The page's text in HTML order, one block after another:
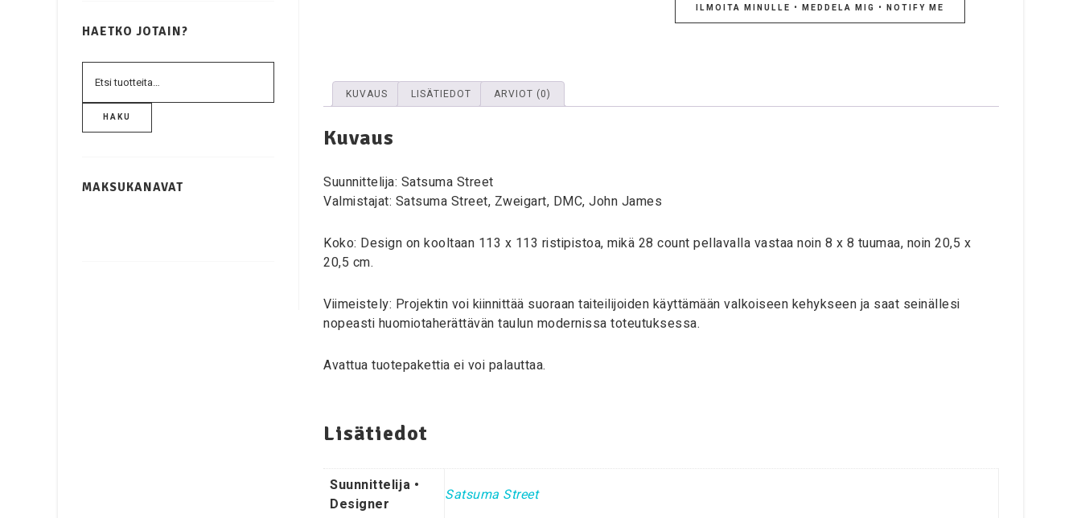
ILMOITA MINULLE • MEDDELA MIG • NOTIFY ME
KUVAUS LISÄTIEDOT ARVIOT (0)
Kuvaus
Suunnittelija: Satsuma Street
Valmistajat: Satsuma Street, Zweigart, DMC, John James
Koko: Design on kooltaan 113 x 113 ristipistoa, mikä 28 count pellavalla vastaa noin 8 x 8 tuumaa, noin 20,5 x
20,5 cm.
Viimeistely: Projektin voi kiinnittää suoraan taiteilijoiden käyttämään valkoiseen kehykseen ja saat seinällesi
nopeasti huomiotaherättävän taulun modernissa toteutuksessa.
Avattua tuotepakettia ei voi palauttaa.
Lisätiedot
Suunnittelija •
Designer
Satsuma Street
HAETKO JOTAIN?
HAKU
MAKSUKANAVAT